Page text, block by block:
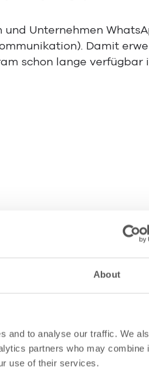
About
and to analyse our traffic. We
partners who may combine
use of their services.
Unternehmen
Damit
schon lange verfügbar
WhatsApp-Business-App
auch keine Möglichkeit,
immer kostenfrei.
einen